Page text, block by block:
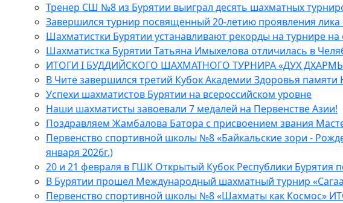
Тренер СШ №8 из Бурятии выиграл десять шахматных
Завершился турнир посвященный 20-летию проявления
Шахматистки Бурятии устанавливают рекорды на турнире на
Шахматистка Бурятии Татьяна Имыхелова отличилась в
ИТОГИ I БУДДИЙСКОГО ШАХМАТНОГО ТУРНИРА «ДУХ
В Чите завершился третий Кубок Академии Здоровья
Успехи шахматистов Бурятии на всероссийском уровне
Наши шахматисты завоевали 7 медалей на Первенстве Азии!
Поздравляем Жамбалова Батора с присвоением звания
Первенство спортивной школы №8 «Байкальские зори -
января 2026г.)
20 и 21 февраля в ГШК Открытый Кубок Республики Бурятия
В Бурятии прошел Международный шахматный турнир
Первенство спортивной школы №8 «Шахматы как Космос»